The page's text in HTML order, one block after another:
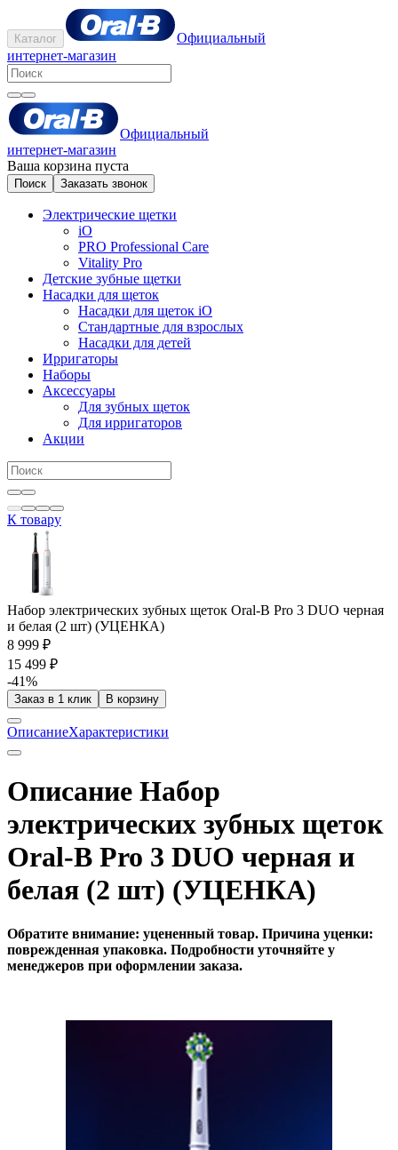
Каталог
Официальный
интернет-магазин
Официальный
интернет-магазин
Ваша корзина пуста
Поиск Заказать звонок
Электрические щетки
iO
PRO Professional Care
Vitality Pro
Детские зубные щетки
Насадки для щеток
Насадки для щеток iO
Стандартные для взрослых
Насадки для детей
Ирригаторы
Наборы
Аксессуары
Для зубных щеток
Для ирригаторов
Акции
К товару
Набор электрических зубных щеток Oral-B Pro 3 DUO черная
и белая (2 шт) (УЦЕНКА)
8 999 ₽
15 499 ₽
-41%
Заказ в 1 клик В корзину
ОписаниеХарактеристики
Описание Набор
электрических зубных щеток
Oral-B Pro 3 DUO черная и
белая (2 шт) (УЦЕНКА)
Обратите внимание: уцененный товар. Причина уценки:
поврежденная упаковка. Подробности уточняйте у
менеджеров при оформлении заказа.